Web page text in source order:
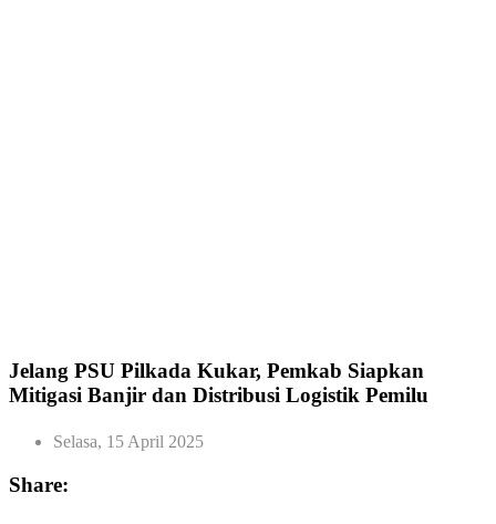
Jelang PSU Pilkada Kukar, Pemkab Siapkan
Mitigasi Banjir dan Distribusi Logistik Pemilu
Selasa, 15 April 2025
Share: